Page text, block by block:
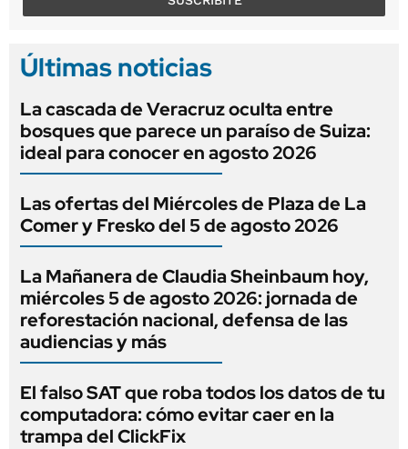
Últimas noticias
La cascada de Veracruz oculta entre
bosques que parece un paraíso de Suiza:
ideal para conocer en agosto 2026
Las ofertas del Miércoles de Plaza de La
Comer y Fresko del 5 de agosto 2026
La Mañanera de Claudia Sheinbaum hoy,
miércoles 5 de agosto 2026: jornada de
reforestación nacional, defensa de las
audiencias y más
El falso SAT que roba todos los datos de tu
computadora: cómo evitar caer en la
trampa del ClickFix